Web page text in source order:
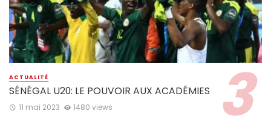
ACTUALITÉ
SÉNÉGAL U20: LE POUVOIR AUX ACADÉMIES
11 mai 2023 1480 views